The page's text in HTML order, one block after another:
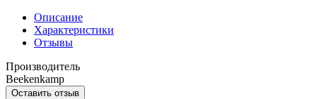
Описание
Характеристики
Отзывы
Производитель
Beekenkamp
Оставить отзыв